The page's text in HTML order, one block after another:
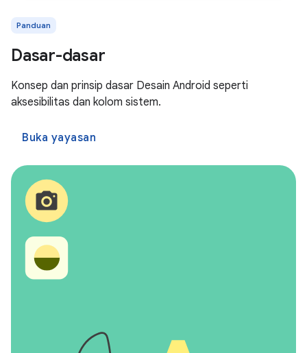
Panduan
Dasar-dasar
Konsep dan prinsip dasar Desain Android seperti
aksesibilitas dan kolom sistem.
Buka yayasan